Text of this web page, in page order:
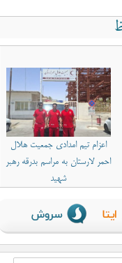
اعزام تیم امدادی جمعیت هلال
احمر لارستان به مراسم بدرقه رهبر
شهید